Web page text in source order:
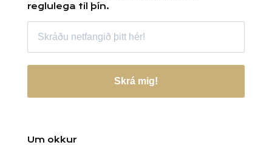
reglulega til þín.
Skrá mig!
Um okkur